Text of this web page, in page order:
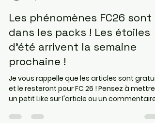
EA SPORT FC 26
12 juil.
10 min de lecture
Les phénomènes FC26 sont
dans les packs ! Les étoiles
d'été arrivent la semaine
prochaine !